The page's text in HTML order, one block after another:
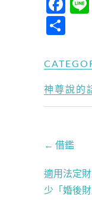
b
o
o
神尊說的
← 借鑑
適用法定
少「婚後